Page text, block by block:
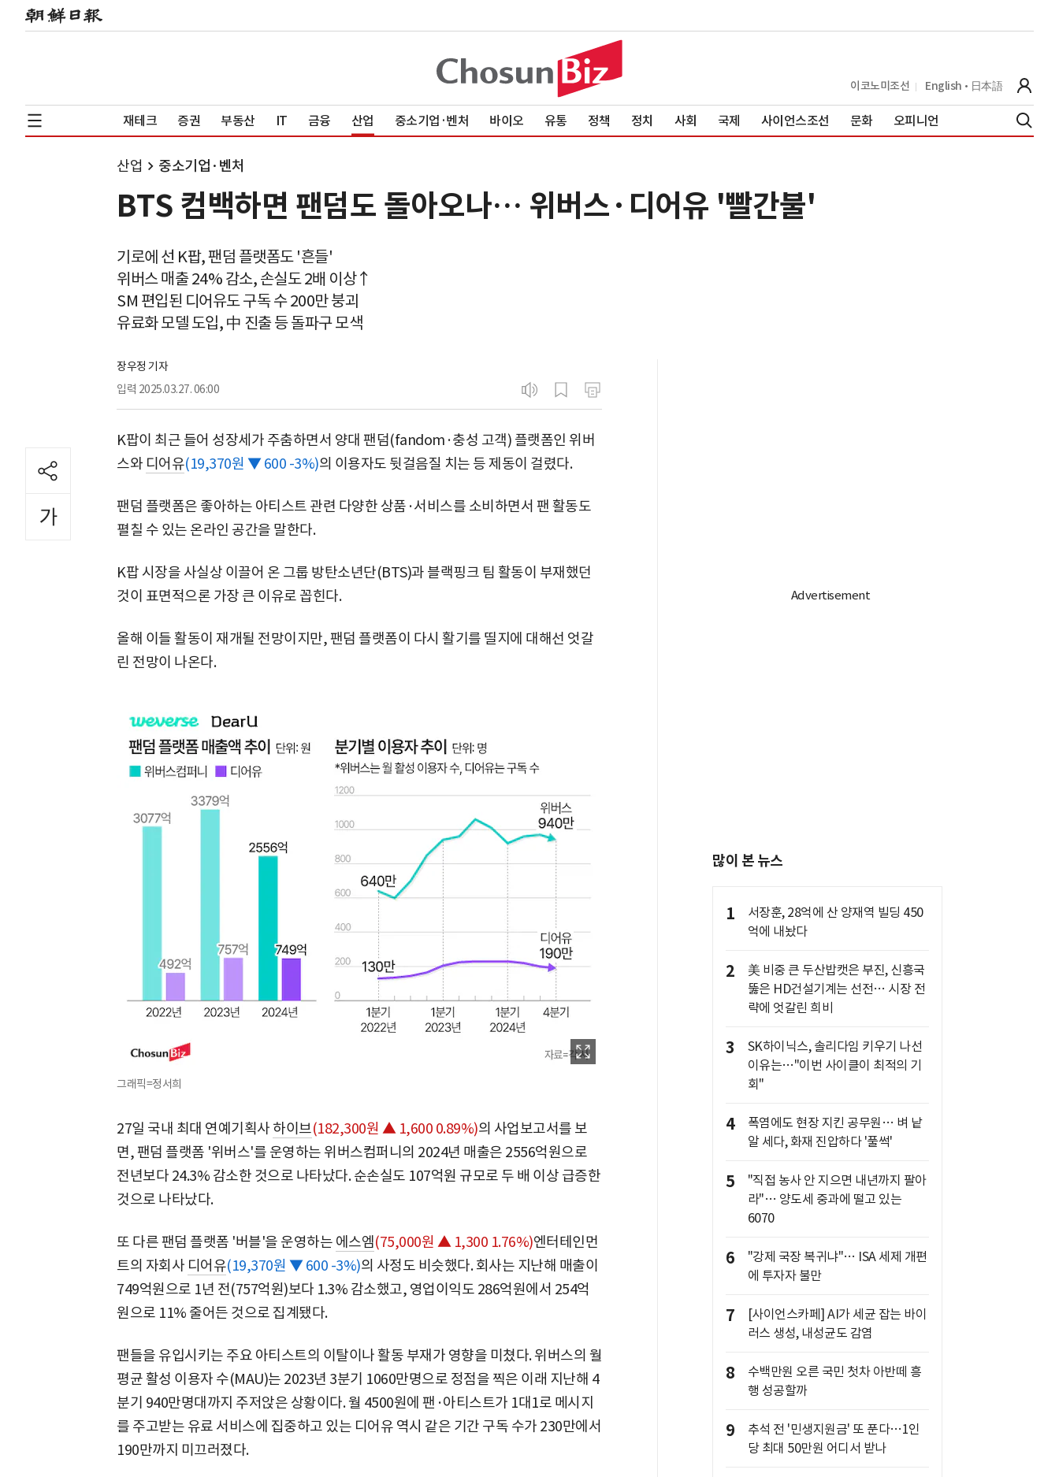
이코노미조선 English 日本語
재테크 증권 부동산 IT 금융 산업 중소기업·벤처 바이오 유통 정책 정치 사회 국제 사이언스조선 문화 오피니언
산업 중소기업·벤처
BTS 컴백하면 팬덤도 돌아오나… 위버스·디어유 '빨간불'
기로에 선 K팝, 팬덤 플랫폼도 '흔들'
위버스 매출 24% 감소, 손실도 2배 이상↑
SM 편입된 디어유도 구독 수 200만 붕괴
유료화 모델 도입, 中 진출 등 돌파구 모색
장우정 기자
입력 2025.03.27. 06:00
K팝이 최근 들어 성장세가 주춤하면서 양대 팬덤(fandom·충성 고객) 플랫폼인 위버
스와 디어유(19,370원 ▼ 600 -3%)의 이용자도 뒷걸음질 치는 등 제동이 걸렸다.
팬덤 플랫폼은 좋아하는 아티스트 관련 다양한 상품·서비스를 소비하면서 팬 활동도
펼칠 수 있는 온라인 공간을 말한다.
K팝 시장을 사실상 이끌어 온 그룹 방탄소년단(BTS)과 블랙핑크 팀 활동이 부재했던
것이 표면적으론 가장 큰 이유로 꼽힌다.
올해 이들 활동이 재개될 전망이지만, 팬덤 플랫폼이 다시 활기를 띨지에 대해선 엇갈
린 전망이 나온다.
그래픽=정서희
27일 국내 최대 연예기획사 하이브(182,300원 ▲ 1,600 0.89%)의 사업보고서를 보
면, 팬덤 플랫폼 '위버스'를 운영하는 위버스컴퍼니의 2024년 매출은 2556억원으로
전년보다 24.3% 감소한 것으로 나타났다. 순손실도 107억원 규모로 두 배 이상 급증한
것으로 나타났다.
또 다른 팬덤 플랫폼 '버블'을 운영하는 에스엠(75,000원 ▲ 1,300 1.76%)엔터테인먼
트의 자회사 디어유(19,370원 ▼ 600 -3%)의 사정도 비슷했다. 회사는 지난해 매출이
749억원으로 1년 전(757억원)보다 1.3% 감소했고, 영업이익도 286억원에서 254억
원으로 11% 줄어든 것으로 집계됐다.
팬들을 유입시키는 주요 아티스트의 이탈이나 활동 부재가 영향을 미쳤다. 위버스의 월
평균 활성 이용자 수(MAU)는 2023년 3분기 1060만명으로 정점을 찍은 이래 지난해 4
분기 940만명대까지 주저앉은 상황이다. 월 4500원에 팬·아티스트가 1대1로 메시지
를 주고받는 유료 서비스에 집중하고 있는 디어유 역시 같은 기간 구독 수가 230만에서
190만까지 미끄러졌다.
많이 본 뉴스
1
서장훈, 28억에 산 양재역 빌딩 450
억에 내놨다
2
美 비중 큰 두산밥캣은 부진, 신흥국
뚫은 HD건설기계는 선전… 시장 전
략에 엇갈린 희비
3
SK하이닉스, 솔리다임 키우기 나선
이유는…"이번 사이클이 최적의 기
회"
4
폭염에도 현장 지킨 공무원… 벼 낱
알 세다, 화재 진압하다 '풀썩'
5
"직접 농사 안 지으면 내년까지 팔아
라"… 양도세 중과에 떨고 있는
6070
6
"강제 국장 복귀냐"… ISA 세제 개편
에 투자자 불만
7
[사이언스카페] AI가 세균 잡는 바이
러스 생성, 내성균도 감염
8
수백만원 오른 국민 첫차 아반떼 흥
행 성공할까
9
추석 전 '민생지원금' 또 푼다…1인
당 최대 50만원 어디서 받나